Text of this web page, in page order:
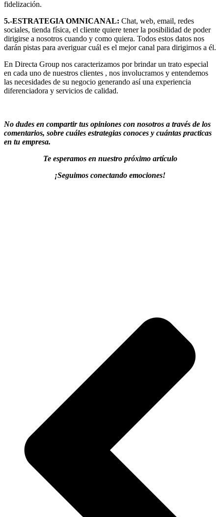
fidelización.
5.-ESTRATEGIA OMNICANAL: Chat, web, email, redes
sociales, tienda física, el cliente quiere tener la posibilidad de poder
dirigirse a nosotros cuando y como quiera. Todos estos datos nos
darán pistas para averiguar cuál es el mejor canal para dirigirnos a él.
En Directa Group nos caracterizamos por brindar un trato especial
en cada uno de nuestros clientes , nos involucramos y entendemos
las necesidades de su negocio generando así una experiencia
diferenciadora y servicios de calidad.
No dudes en compartir tus opiniones con nosotros a través de los
comentarios, sobre cuáles estrategias conoces y cuántas practicas
en tu empresa.
Te esperamos en nuestro próximo artículo
¡Seguimos conectando emociones!